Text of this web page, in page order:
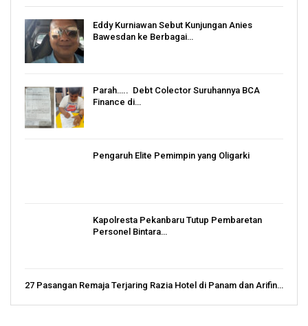
Eddy Kurniawan Sebut Kunjungan Anies
Bawesdan ke Berbagai…
Parah….. Debt Colector Suruhannya BCA
Finance di…
Pengaruh Elite Pemimpin yang Oligarki
Kapolresta Pekanbaru Tutup Pembaretan
Personel Bintara…
27 Pasangan Remaja Terjaring Razia Hotel di Panam dan Arifin…